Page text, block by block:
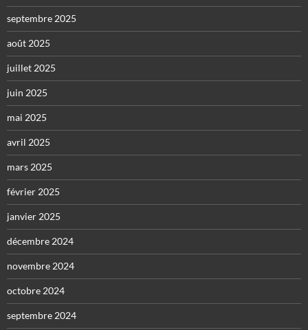
septembre 2025
août 2025
juillet 2025
juin 2025
mai 2025
avril 2025
mars 2025
février 2025
janvier 2025
décembre 2024
novembre 2024
octobre 2024
septembre 2024